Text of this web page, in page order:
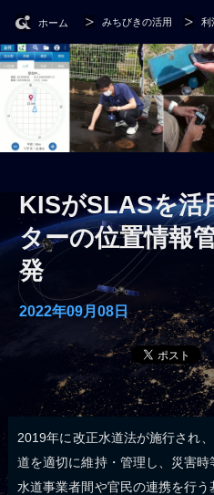
ホーム みちびきの活用 利
KISがSLASを活
ターの位置情報
発
2022年09月08日
2019年に改正水道法が施行され
道を適切に維持・管理し、災害時
水道事業者間や官民の連携を行